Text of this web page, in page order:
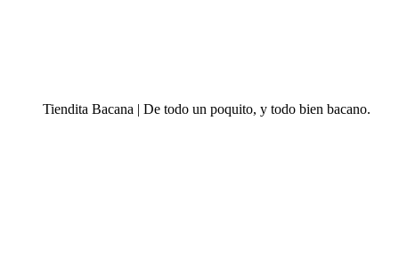
Tiendita Bacana | De todo un poquito, y todo bien bacano.